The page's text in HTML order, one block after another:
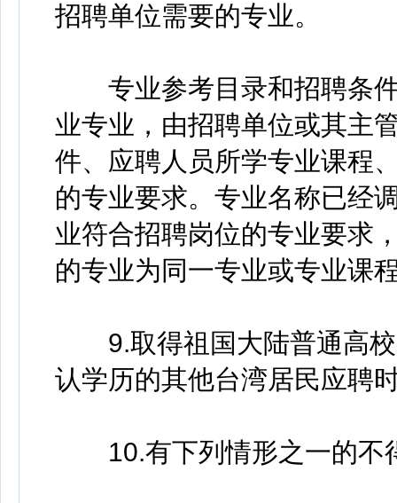
招聘单位需要的专业。
专业参考目录和招聘条件
业专业，由招聘单位或其主
件、应聘人员所学专业课程
的专业要求。专业名称已经
业符合招聘岗位的专业要求
的专业为同一专业或专业课
9.取得祖国大陆普通高校
认学历的其他台湾居民应聘
10.有下列情形之一的不